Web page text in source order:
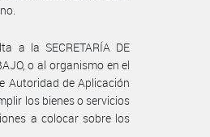
a la SECRETARÍA DE
o al organismo en el
Autoridad de Aplicación
los bienes o servicios
a colocar sobre los